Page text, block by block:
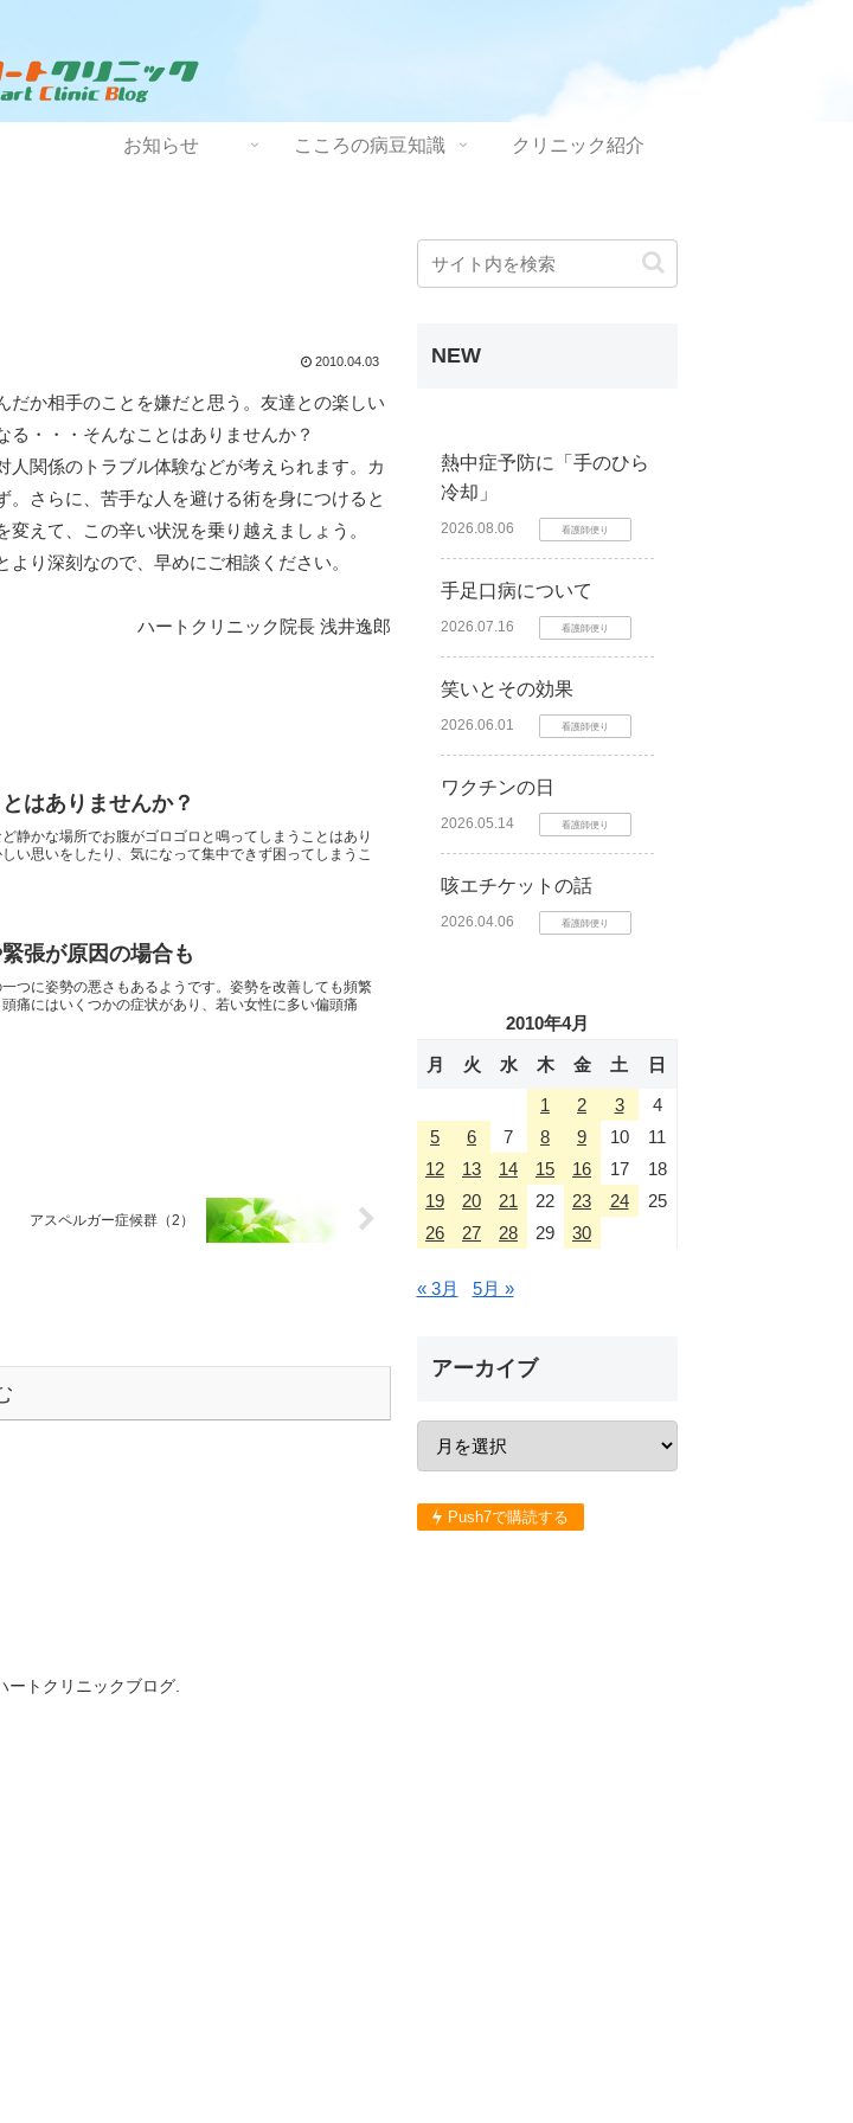
お知らせ こころの病豆知識 クリニック紹介
2010.04.03
か相手のことを嫌だと思う。友達との楽しい
・・・そんなことはありませんか？
関係のトラブル体験などが考えられます。カ
さらに、苦手な人を避ける術を身につけると
えて、この辛い状況を乗り越えましょう。
り深刻なので、早めにご相談ください。
ハートクリニック院長 浅井逸郎
はありませんか？
静かな場所でお腹がゴロゴロと鳴ってしまうことはあり
い思いをしたり、気になって集中できず困ってしまうこ
張が原因の場合も
つに姿勢の悪さもあるようです。姿勢を改善しても頻繁
痛にはいくつかの症状があり、若い女性に多い偏頭痛
アスペルガー症候群（2）
NEW
熱中症予防に「手のひら
冷却」
2026.08.06 看護師便り
手足口病について
2026.07.16 看護師便り
笑いとその効果
2026.06.01 看護師便り
ワクチンの日
2026.05.14 看護師便り
咳エチケットの話
2026.04.06 看護師便り
2010年4月
月 火 水 木 金 土
日
1
2 3
4
5
6 7 8 9 10
11
12
13 14 15 16 17
18
19
20 21 22 23 24
25
26
27 28 29 30
« 3月 5月 »
アーカイブ
Push7で購読する
ートクリニックブログ.